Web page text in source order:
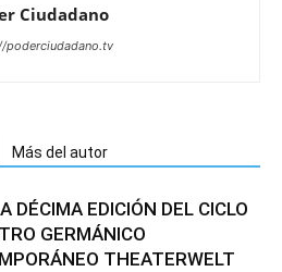
Ciudadano
poderciudadano.tv
Más del autor
DÉCIMA EDICIÓN DEL CICLO
GERMÁNICO
THEATERWELT